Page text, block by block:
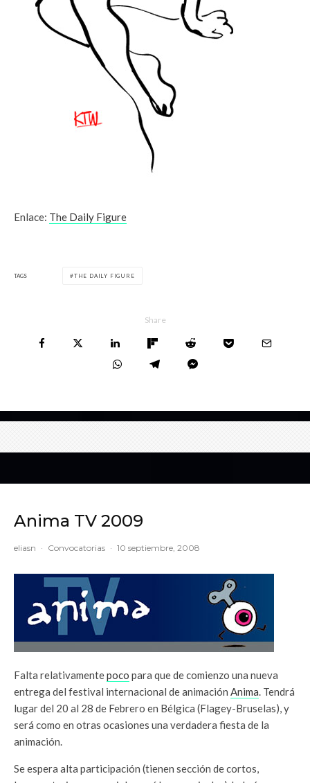
Enlace: The Daily Figure
TAGS THE DAILY FIGURE
Share
Anima TV 2009
eliasn · Convocatorias · 10 septiembre, 2008
Falta relativamentepoco para que de comienzo una nueva
entrega del festival internacional de animación Anima. Tendrá
lugar del 20 al 28 de Febrero en Bélgica (Flagey-Bruselas), y
será como en otras ocasiones una verdadera fiesta de la
animación.
Se espera alta participación (tienen sección de cortos,